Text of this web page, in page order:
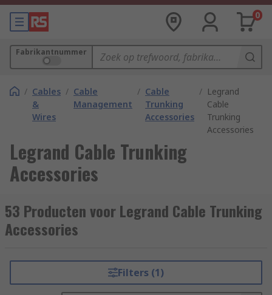
0
Fabrikantnummer
/ Cables
&
Wires
/ Cable
Management
/ Cable
Trunking
Accessories
/ Legrand
Cable
Trunking
Accessories
Legrand Cable Trunking
Accessories
53 Producten voor Legrand Cable Trunking
Accessories
Filters (1)